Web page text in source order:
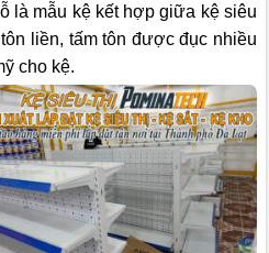
là mẫu kệ kết hợp giữa kệ siêu
liền, tấm tôn được đục nhiều
cho kệ.